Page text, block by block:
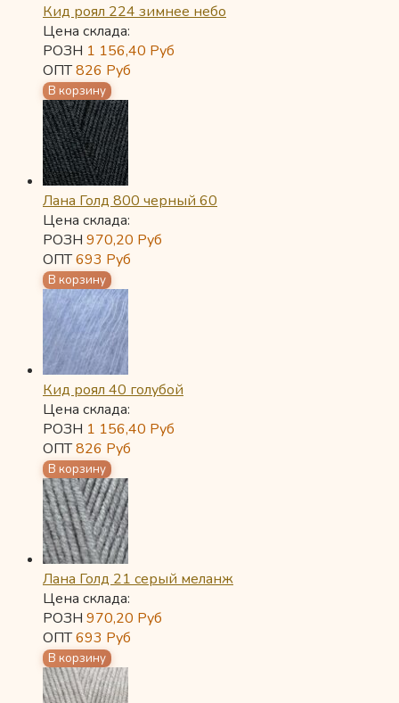
Кид роял 224 зимнее небо
Цена склада:
РОЗН 1 156,40 Руб
ОПТ826 Руб
Лана Голд 800 черный 60
Цена склада:
РОЗН 970,20 Руб
ОПТ693 Руб
Кид роял 40 голубой
Цена склада:
РОЗН 1 156,40 Руб
ОПТ826 Руб
Лана Голд 21 серый меланж
Цена склада:
РОЗН 970,20 Руб
ОПТ693 Руб